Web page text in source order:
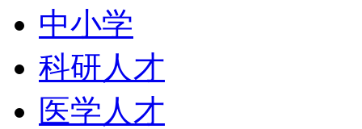
中小学
科研人才
医学人才